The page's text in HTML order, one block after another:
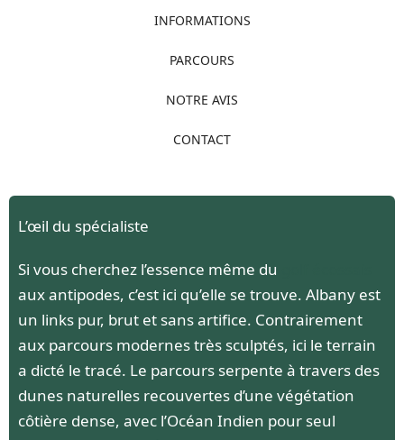
INFORMATIONS
PARCOURS
NOTRE AVIS
CONTACT
L’œil du spécialiste
Si vous cherchez l’essence même du
aux antipodes, c’est ici qu’elle se trouve. Albany est
un links pur, brut et sans artifice. Contrairement
aux parcours modernes très sculptés, ici le terrain
a dicté le tracé. Le parcours serpente à travers des
dunes naturelles recouvertes d’une végétation
côtière dense, avec l’Océan Indien pour seul